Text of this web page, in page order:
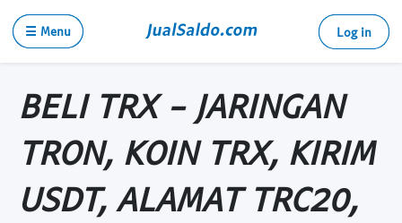
☰ Menu Log in
BELI TRX - JARINGAN
TRON, KOIN TRX, KIRIM
USDT, ALAMAT TRC20,